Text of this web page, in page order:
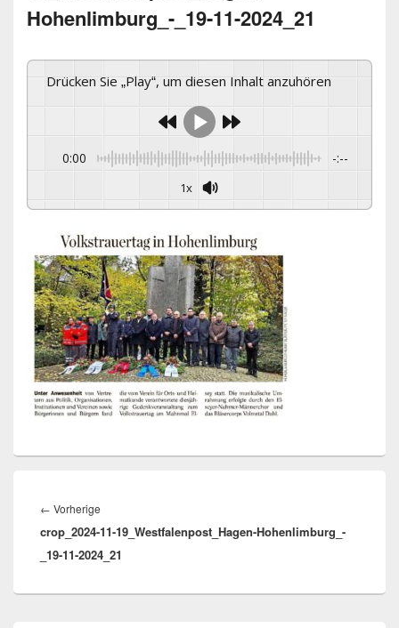
Hohenlimburg_-_19-11-2024_21
Drücken Sie „Play“, um diesen Inhalt anzuhören
0:00 -:--
1x
← Vorherige
Beitrag:
crop_2024-11-19_Westfalenpost_Hagen-Hohenlimburg_-
_19-11-2024_21